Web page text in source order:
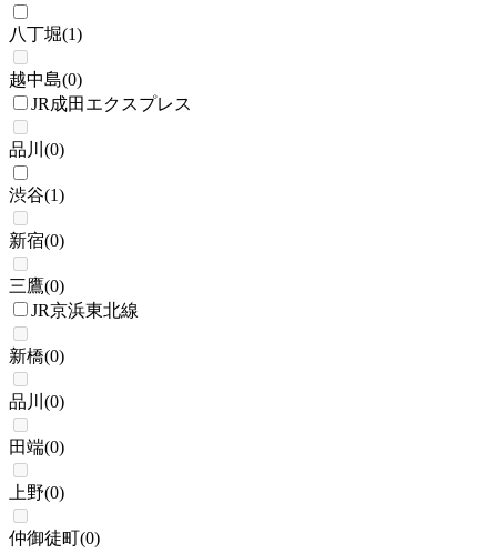
八丁堀(1)
越中島(0)
JR成田エクスプレス
品川 (0)
渋谷(1)
新宿(0)
三鷹(0)
JR京浜東北線
新橋(0)
品川 (0)
田端(0)
上野(0)
仲御徒町(0)